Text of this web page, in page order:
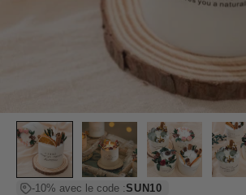
-10% avec le code :SUN10